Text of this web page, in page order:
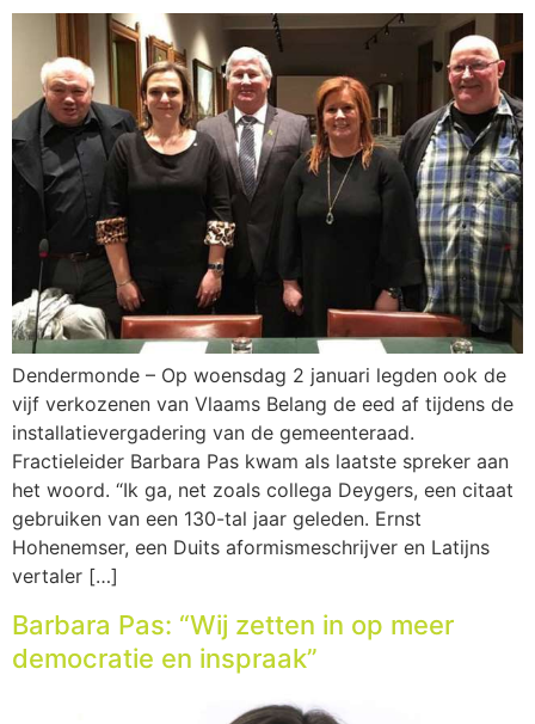
Dendermonde – Op woensdag 2 januari legden ook de
vijf verkozenen van Vlaams Belang de eed af tijdens de
installatievergadering van de gemeenteraad.
Fractieleider Barbara Pas kwam als laatste spreker aan
het woord. “Ik ga, net zoals collega Deygers, een citaat
gebruiken van een 130-tal jaar geleden. Ernst
Hohenemser, een Duits aformismeschrijver en Latijns
vertaler […]
Barbara Pas: “Wij zetten in op meer
democratie en inspraak”